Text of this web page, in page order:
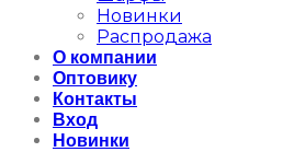
Новинки
Распродажа
О компании
Оптовику
Контакты
Вход
Новинки